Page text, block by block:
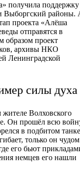
получила поддержку
Выборгский районы.
проекта «Алёша
отправятся в
образом проект
архивы НКО
Ленинградской
силы духа
жителе Волховского
Он прошёл всю
в подбитом танке
только он чудом
его бьют
немцев его нашли